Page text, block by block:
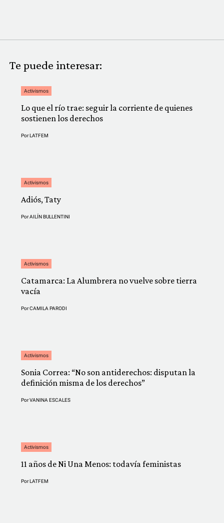
Te puede interesar:
Activismos
Lo que el río trae: seguir la corriente de quienes
sostienen los derechos
PorLATFEM
Activismos
Adiós, Taty
PorAILÍN BULLENTINI
Activismos
Catamarca: La Alumbrera no vuelve sobre tierra
vacía
PorCAMILA PARODI
Activismos
Sonia Correa: “No son antiderechos: disputan la
definición misma de los derechos”
PorVANINA ESCALES
Activismos
11 años de Ni Una Menos: todavía feministas
PorLATFEM